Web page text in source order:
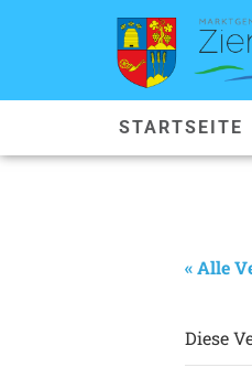
STARTSEITE
« Alle
Diese